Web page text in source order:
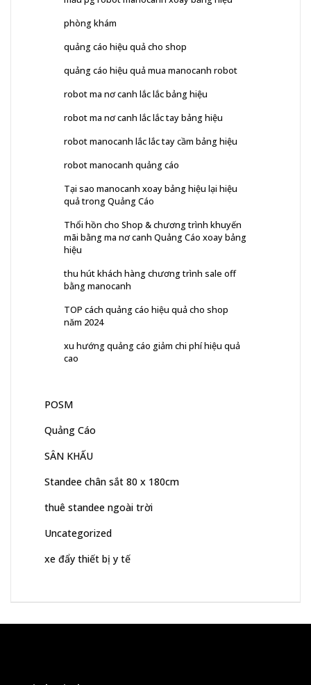
phòng khám
quảng cáo hiệu quả cho shop
quảng cáo hiệu quả mua manocanh robot
robot ma nơ canh lắc lắc bảng hiệu
robot ma nơ canh lắc lắc tay bảng hiệu
robot manocanh lắc lắc tay cầm bảng hiệu
robot manocanh quảng cáo
Tại sao manocanh xoay bảng hiệu lại hiệu
quả trong Quảng Cáo
Thổi hồn cho Shop & chương trình khuyến
mãi bằng ma nơ canh Quảng Cáo xoay bảng
hiệu
thu hút khách hàng chương trình sale off
bằng manocanh
TOP cách quảng cáo hiệu quả cho shop
năm 2024
xu hướng quảng cáo giảm chi phí hiệu quả
cao
POSM
Quảng Cáo
SÂN KHẤU
Standee chân sắt 80 x 180cm
thuê standee ngoài trời
Uncategorized
xe đẩy thiết bị y tế